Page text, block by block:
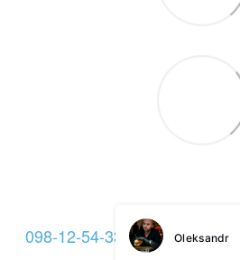
098-12-54-333 093-12-54-333